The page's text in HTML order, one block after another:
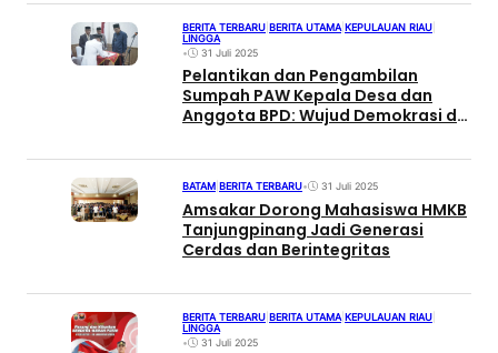
BERITA TERBARU BERITA UTAMA KEPULAUAN RIAU
LINGGA
•
31 Juli 2025
Pelantikan dan Pengambilan
Sumpah PAW Kepala Desa dan
Anggota BPD: Wujud Demokrasi di
BATAM BERITA TERBARU• 31 Juli 2025
Amsakar Dorong Mahasiswa HMKB
Tanjungpinang Jadi Generasi
Cerdas dan Berintegritas
BERITA TERBARU BERITA UTAMA KEPULAUAN RIAU
LINGGA
•
31 Juli 2025